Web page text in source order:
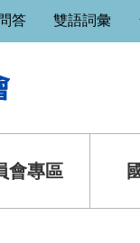
答 雙語詞彙
會專區